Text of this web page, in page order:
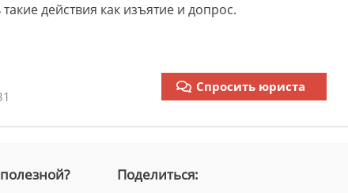
действия как изъятие и допрос.
Спросить юриста
Поделиться: